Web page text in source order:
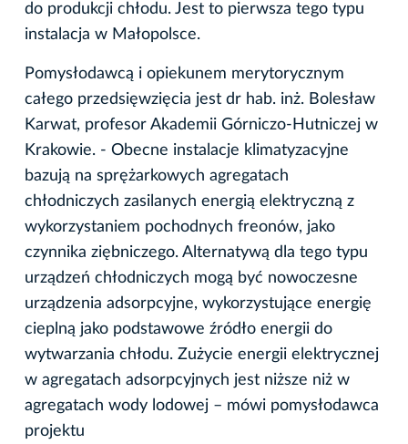
do produkcji chłodu. Jest to pierwsza tego typu
instalacja w Małopolsce.
Pomysłodawcą i opiekunem merytorycznym
całego przedsięwzięcia jest dr hab. inż. Bolesław
Karwat, profesor Akademii Górniczo-Hutniczej w
Krakowie. - Obecne instalacje klimatyzacyjne
bazują na sprężarkowych agregatach
chłodniczych zasilanych energią elektryczną z
wykorzystaniem pochodnych freonów, jako
czynnika ziębniczego. Alternatywą dla tego typu
urządzeń chłodniczych mogą być nowoczesne
urządzenia adsorpcyjne, wykorzystujące energię
cieplną jako podstawowe źródło energii do
wytwarzania chłodu. Zużycie energii elektrycznej
w agregatach adsorpcyjnych jest niższe niż w
agregatach wody lodowej – mówi pomysłodawca
projektu